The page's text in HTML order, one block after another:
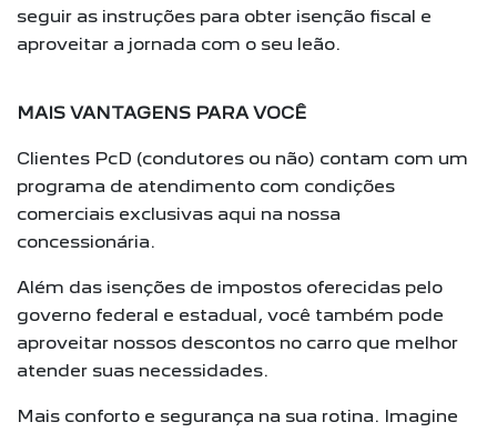
seguir as instruções para obter isenção fiscal e
aproveitar a jornada com o seu leão.
MAIS VANTAGENS PARA VOCÊ
Clientes PcD (condutores ou não) contam com um
programa de atendimento com condições
comerciais exclusivas aqui na nossa
concessionária.
Além das isenções de impostos oferecidas pelo
governo federal e estadual, você também pode
aproveitar nossos descontos no carro que melhor
atender suas necessidades.
Mais conforto e segurança na sua rotina. Imagine